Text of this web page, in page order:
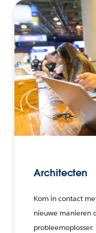
Architecten
Kom in contact
nieuwe manieren
probleemoplosser.